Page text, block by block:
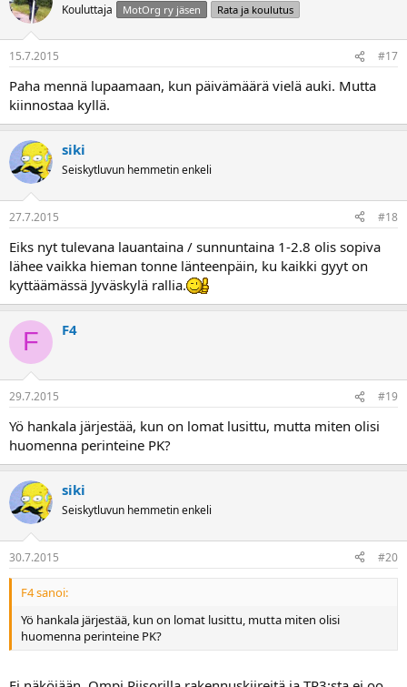
Kouluttaja MotOrg ry jäsen Rata ja koulutus
15.7.2015 #17
Paha mennä lupaamaan, kun päivämäärä vielä auki. Mutta
kiinnostaa kyllä.
siki
Seiskytluvun hemmetin enkeli
27.7.2015 #18
Eiks nyt tulevana lauantaina / sunnuntaina 1-2.8 olis sopiva
lähee vaikka hieman tonne länteenpäin, ku kaikki gyyt on
kyttäämässä Jyväskylä rallia.
F F4
29.7.2015 #19
Yö hankala järjestää, kun on lomat lusittu, mutta miten olisi
huomenna perinteine PK?
siki
Seiskytluvun hemmetin enkeli
30.7.2015 #20
F4 sanoi:
Yö hankala järjestää, kun on lomat lusittu, mutta miten olisi
huomenna perinteine PK?